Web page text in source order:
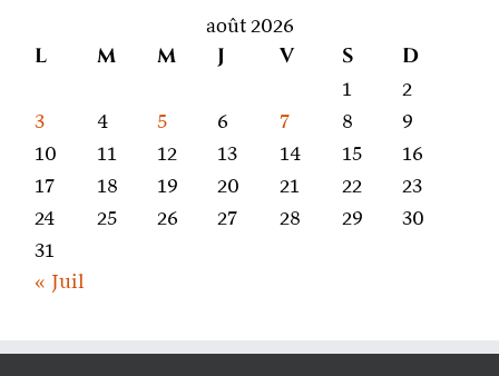
août 2026
L M M J V S D
1
2
3
4 5 6 7 8
9
10
11 12 13 14 15
16
17
18 19 20 21 22
23
24
25 26 27 28 29
30
31
« Juil